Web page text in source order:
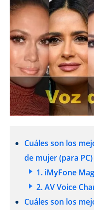
Cuáles son los
de mujer (para PC)
1. iMyFone
2. AV Voice
Cuáles son los